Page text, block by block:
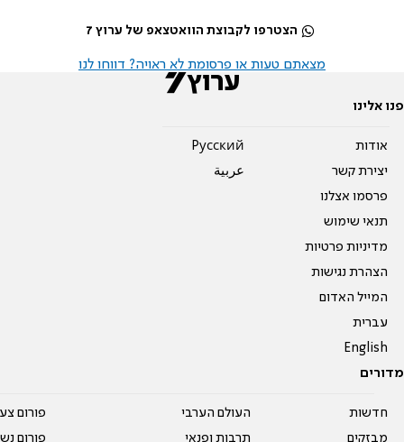
הצטרפו לקבוצת הוואטצאפ של ערוץ 7
מצאתם טעות או פרסומת לא ראויה? דווחו לנו
פנו אלינו
אודות
יצירת קשר
פרסמו אצלנו
תנאי שימוש
מדיניות פרטיות
הצהרת נגישות
המייל האדום
עברית
English
Pусский
عربية
מדורים
חדשות
מבזקים
העולם הערבי
תרבות ופנאי
פורום
פורום